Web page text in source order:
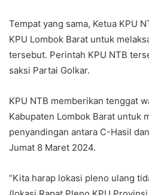
Tempat yang sama, Ketua KPU
KPU Lombok Barat untuk
tersebut. Perintah KPU NTB
saksi Partai Golkar.
KPU NTB memberikan tenggat
Kabupaten Lombok Barat untuk
penyandingan antara C-Hasil
Jumat 8 Maret 2024.
“Kita harap lokasi pleno ulang